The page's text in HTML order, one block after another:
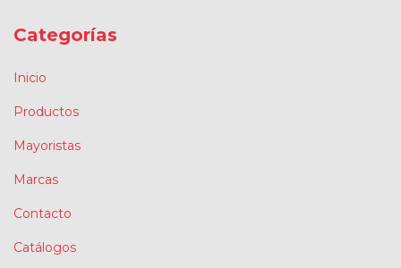
Categorías
Inicio
Productos
Mayoristas
Marcas
Contacto
Catálogos